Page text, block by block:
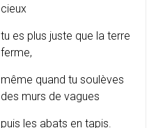
cieux
tu es plus juste que la terre
ferme,
même quand tu soulèves
des murs de vagues
puis les abats en tapis.